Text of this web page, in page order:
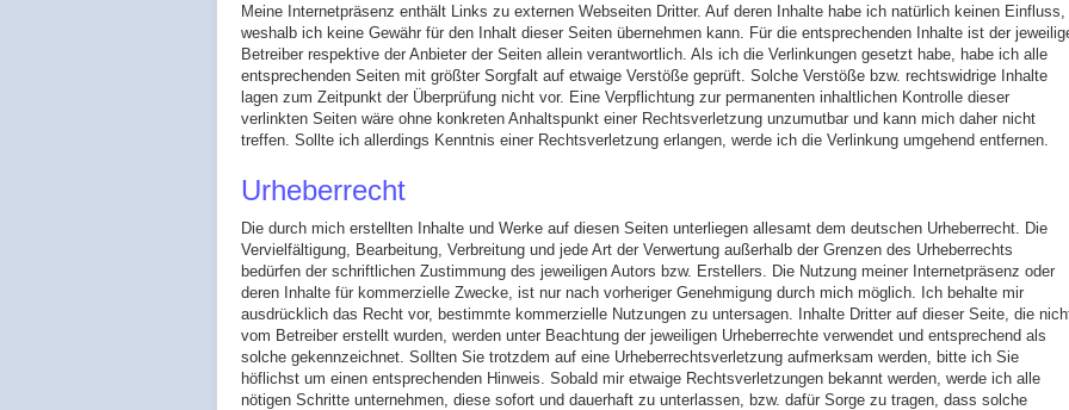
Meine Internetpräsenz enthält Links zu externen Webseiten Dritter. Auf deren Inhalte habe ich natürlich keinen Einfluss,
weshalb ich keine Gewähr für den Inhalt dieser Seiten übernehmen kann. Für die entsprechenden Inhalte ist der
Betreiber respektive der Anbieter der Seiten allein verantwortlich. Als ich die Verlinkungen gesetzt habe, habe ich alle
entsprechenden Seiten mit größter Sorgfalt auf etwaige Verstöße geprüft. Solche Verstöße bzw. rechtswidrige Inhalte
lagen zum Zeitpunkt der Überprüfung nicht vor. Eine Verpflichtung zur permanenten inhaltlichen Kontrolle dieser
verlinkten Seiten wäre ohne konkreten Anhaltspunkt einer Rechtsverletzung unzumutbar und kann mich daher nicht
treffen. Sollte ich allerdings Kenntnis einer Rechtsverletzung erlangen, werde ich die Verlinkung umgehend entfernen.
Urheberrecht
Die durch mich erstellten Inhalte und Werke auf diesen Seiten unterliegen allesamt dem deutschen Urheberrecht. Die
Vervielfältigung, Bearbeitung, Verbreitung und jede Art der Verwertung außerhalb der Grenzen des Urheberrechts
bedürfen der schriftlichen Zustimmung des jeweiligen Autors bzw. Erstellers. Die Nutzung meiner Internetpräsenz oder
deren Inhalte für kommerzielle Zwecke, ist nur nach vorheriger Genehmigung durch mich möglich. Ich behalte mir
ausdrücklich das Recht vor, bestimmte kommerzielle Nutzungen zu untersagen. Inhalte Dritter auf dieser Seite, die
vom Betreiber erstellt wurden, werden unter Beachtung der jeweiligen Urheberrechte verwendet und entsprechend als
solche gekennzeichnet. Sollten Sie trotzdem auf eine Urheberrechtsverletzung aufmerksam werden, bitte ich Sie
höflichst um einen entsprechenden Hinweis. Sobald mir etwaige Rechtsverletzungen bekannt werden, werde ich alle
nötigen Schritte unternehmen, diese sofort und dauerhaft zu unterlassen, bzw. dafür Sorge zu tragen, dass solche